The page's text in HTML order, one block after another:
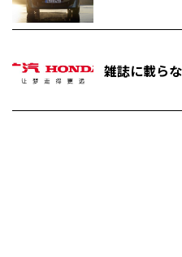
雑誌に載ら